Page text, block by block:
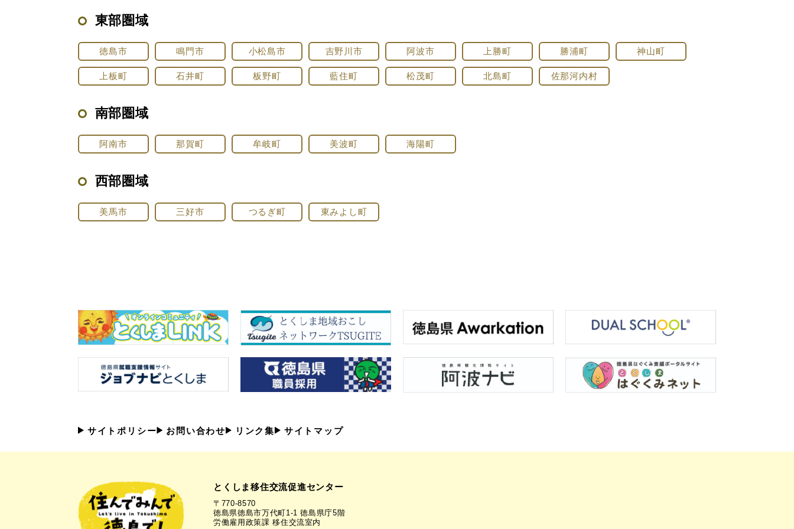
東部圏域
徳島市 鳴門市 小松島市 吉野川市 阿波市 上勝町 勝浦町 神山町
上板町 石井町 板野町 藍住町 松茂町 北島町 佐那河内村
南部圏域
阿南市 那賀町 牟岐町 美波町 海陽町
西部圏域
美馬市 三好市 つるぎ町 東みよし町
サイトポリシー お問い合わせ リンク集 サイトマップ
とくしま移住交流促進センター
〒770-8570
徳島県徳島市万代町1-1 徳島県庁5階
労働雇用政策課 移住交流室内